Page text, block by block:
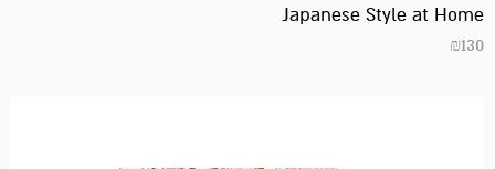
Japanese Style at Home
₪130